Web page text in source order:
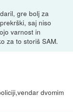
gre bolj za
saj niso
varnost in
za to storiš SAM.
dvomim